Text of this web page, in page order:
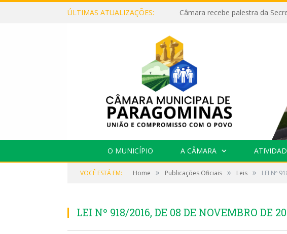
ÚLTIMAS ATUALIZAÇÕES:
O MUNICÍPIO A CÂMARA
VOCÊ ESTÁ EM: Home » Publicações Oficiais » Leis » LEI Nº
LEI Nº 918/2016, DE 08 DE NOVEMBRO DE